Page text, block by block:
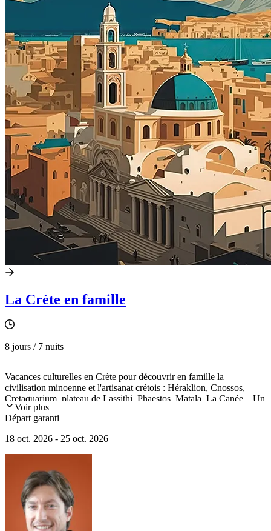
La Crète en famille
8 jours / 7 nuits
Vacances culturelles en Crète pour découvrir en famille la
civilisation minoenne et l'artisanat crétois : Héraklion, Cnossos,
Cretaquarium, plateau de Lassithi, Phaestos, Matala, La Canée... Un
itinéraire culturel adapté aux enfants.
Voir plus
Départ garanti
18 oct. 2026 - 25 oct. 2026